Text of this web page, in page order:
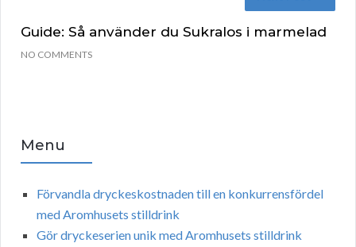
Guide: Så använder du Sukralos i marmelad
NO COMMENTS
Menu
Förvandla dryckeskostnaden till en konkurrensfördel
med Aromhusets stilldrink
Gör dryckeserien unik med Aromhusets stilldrink